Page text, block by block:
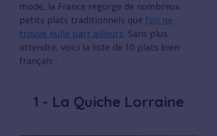
mode, la France regorge de nombreux
petits plats traditionnels que l’on ne
trouve nulle part ailleurs. Sans plus
attendre, voici la liste de 10 plats bien
français :
1 - La Quiche Lorraine